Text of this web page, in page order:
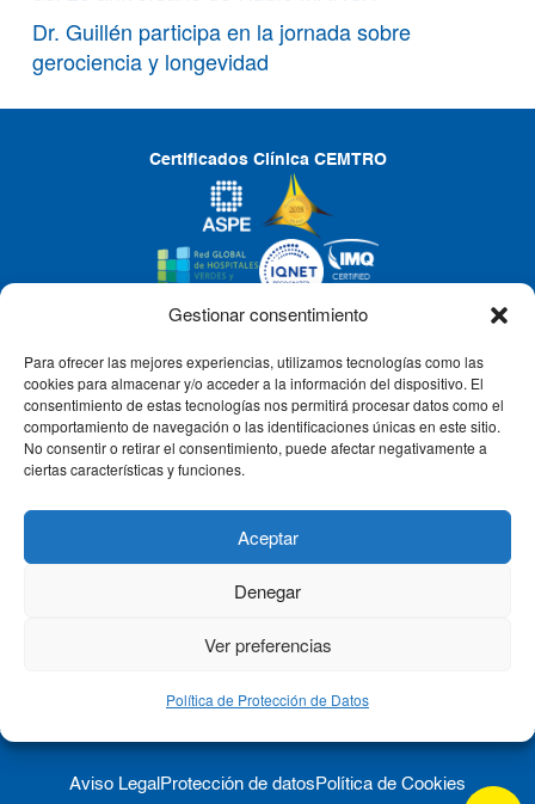
Gestionar consentimiento
Para ofrecer las mejores experiencias, utilizamos tecnologías como las
cookies para almacenar y/o acceder a la información del dispositivo. El
consentimiento de estas tecnologías nos permitirá procesar datos como el
comportamiento de navegación o las identificaciones únicas en este sitio.
No consentir o retirar el consentimiento, puede afectar negativamente a
ciertas características y funciones.
Aceptar
Denegar
Ver preferencias
Política de Protección de Datos
Dr. Guillén participa en la jornada sobre
gerociencia y longevidad
Certificados Clínica CEMTRO
CLÍNICA CEMTRO
QUIÉNES SOMOS
Aviso Legal Protección de datos Política de Cookies